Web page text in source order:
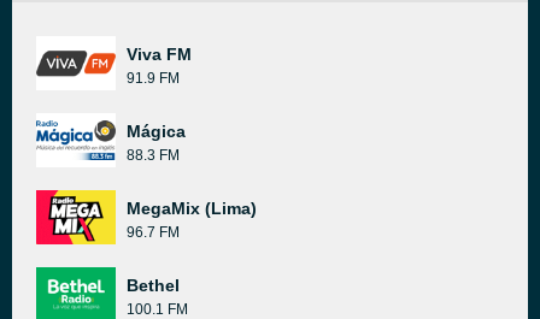
Viva FM
91.9 FM
Mágica
88.3 FM
MegaMix (Lima)
96.7 FM
Bethel
100.1 FM